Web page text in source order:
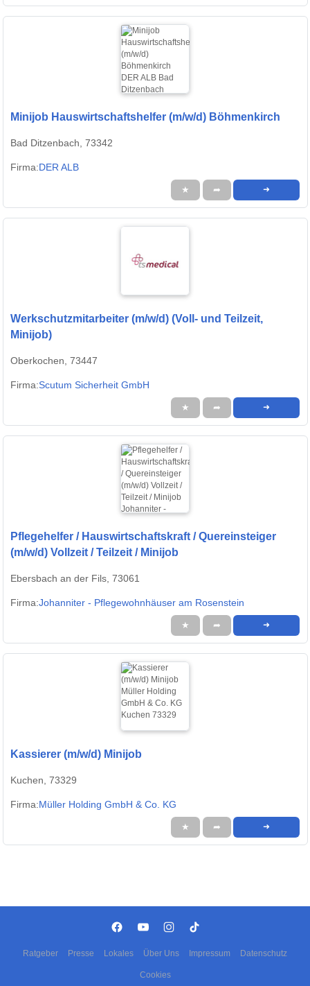
Minijob Hauswirtschaftshelfer (m/w/d) Böhmenkirch
Bad Ditzenbach, 73342
Firma:DER ALB
★ ➦ ➜
Werkschutzmitarbeiter (m/w/d) (Voll- und Teilzeit,
Minijob)
Oberkochen, 73447
Firma:Scutum Sicherheit GmbH
★ ➦ ➜
Pflegehelfer / Hauswirtschaftskraft / Quereinsteiger
(m/w/d) Vollzeit / Teilzeit / Minijob
Ebersbach an der Fils, 73061
Firma:Johanniter - Pflegewohnhäuser am Rosenstein
★ ➦ ➜
Kassierer (m/w/d) Minijob
Kuchen, 73329
Firma:Müller Holding GmbH & Co. KG
★ ➦ ➜
Ratgeber Presse Lokales Über Uns Impressum Datenschutz
Cookies